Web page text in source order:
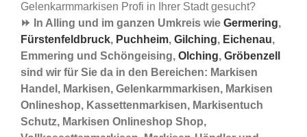
Gelenkarmmarkisen Profi in Ihrer Stadt gesucht?
⏩ In Alling und im ganzen Umkreis wie Germering,
Fürstenfeldbruck, Puchheim, Gilching, Eichenau,
Emmering und Schöngeising, Olching, Gröbenzell
sind wir für Sie da in den Bereichen: Markisen
Handel, Markisen, Gelenkarmmarkisen, Markisen
Onlineshop, Kassettenmarkisen, Markisentuch
Schutz, Markisen Onlineshop Shop,